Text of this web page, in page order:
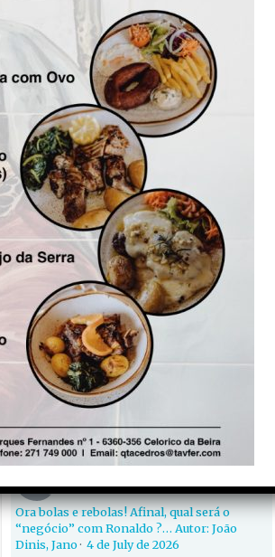
Autor: Paulo Freitas
do Amaral
20 de Julho de 2026
Mundiais de Futebol – 1986 e 2026.
Por entre a “mão de Deus” e a
classe de um “diabinho”. Autor: João
Dinis
18 de Julho de 2026
Girabolhos: mais do
que uma barragem, é
preciso uma visão
para o território.
Autora: Joana Viveiro
17 de Julho de 2026
Fase Final do Mundial
2026: e agora, qual é a
próxima inquietação?
Autor: João Dinis
8 de Julho de 2026
Comentários
João Dinis, Jano
Viva o S. Diogo mais...
Ora bolas e rebolas! Afinal, qual será o
“negócio” com Ronaldo ?… Autor: João
Dinis, Jano· 4 de July de 2026